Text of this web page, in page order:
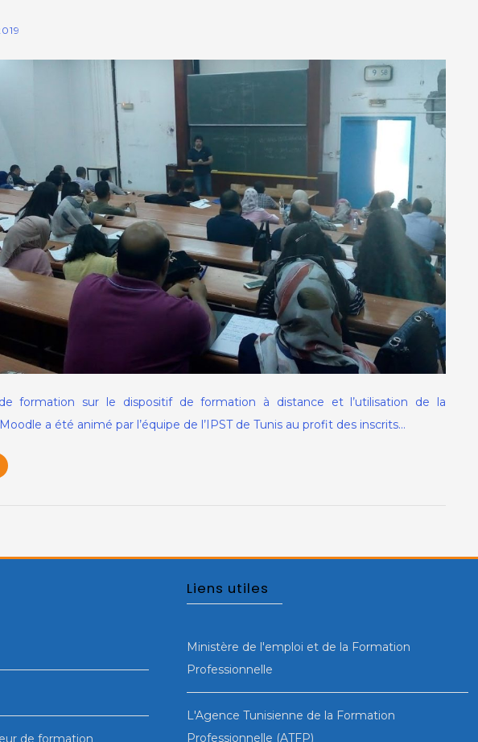
formation sur le dispositif de formation à distance et l’utilisation de la
a été animé par l’équipe de l’IPST de Tunis au profit des inscrits…
de formation
Liens utiles
Ministère de l'emploi et de la Formation
Professionnelle
L'Agence Tunisienne de la Formation
Professionnelle (ATFP)